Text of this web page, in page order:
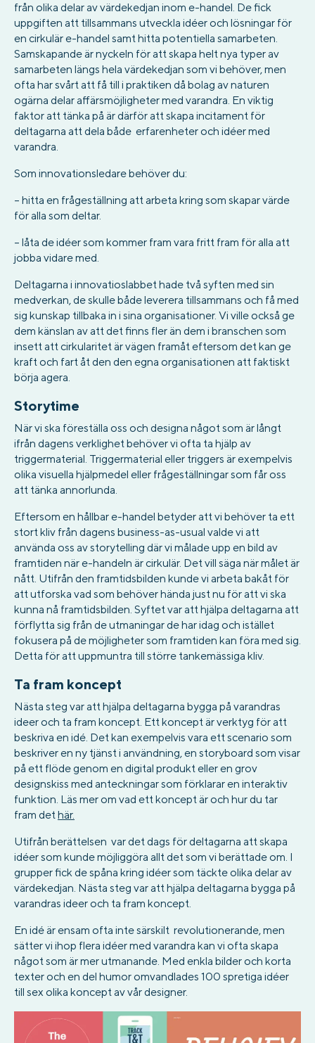
från olika delar av värdekedjan inom e-handel. De fick
uppgiften att tillsammans utveckla idéer och lösningar för
en cirkulär e-handel samt hitta potentiella samarbeten.
Samskapande är nyckeln för att skapa helt nya typer av
samarbeten längs hela värdekedjan som vi behöver, men
ofta har svårt att få till i praktiken då bolag av naturen
ogärna delar affärsmöjligheter med varandra. En viktig
faktor att tänka på är därför att skapa incitament för
deltagarna att dela både erfarenheter och idéer med
varandra.
Som innovationsledare behöver du:
– hitta en frågeställning att arbeta kring som skapar värde
för alla som deltar.
– låta de idéer som kommer fram vara fritt fram för alla att
jobba vidare med.
Deltagarna i innovatioslabbet hade två syften med sin
medverkan, de skulle både leverera tillsammans och få med
sig kunskap tillbaka in i sina organisationer. Vi ville också ge
dem känslan av att det finns fler än dem i branschen som
insett att cirkularitet är vägen framåt eftersom det kan ge
kraft och fart åt den den egna organisationen att faktiskt
börja agera.
Storytime
När vi ska föreställa oss och designa något som är långt
ifrån dagens verklighet behöver vi ofta ta hjälp av
triggermaterial. Triggermaterial eller triggers är exempelvis
olika visuella hjälpmedel eller frågeställningar som får oss
att tänka annorlunda.
Eftersom en hållbar e-handel betyder att vi behöver ta ett
stort kliv från dagens business-as-usual valde vi att
använda oss av storytelling där vi målade upp en bild av
framtiden när e-handeln är cirkulär. Det vill säga när målet är
nått. Utifrån den framtidsbilden kunde vi arbeta bakåt för
att utforska vad som behöver hända just nu för att vi ska
kunna nå framtidsbilden. Syftet var att hjälpa deltagarna att
förflytta sig från de utmaningar de har idag och istället
fokusera på de möjligheter som framtiden kan föra med sig.
Detta för att uppmuntra till större tankemässiga kliv.
Ta fram koncept
Nästa steg var att hjälpa deltagarna bygga på varandras
ideer och ta fram koncept. Ett koncept är verktyg för att
beskriva en idé. Det kan exempelvis vara ett scenario som
beskriver en ny tjänst i användning, en storyboard som visar
på ett flöde genom en digital produkt eller en grov
designskiss med anteckningar som förklarar en interaktiv
funktion. Läs mer om vad ett koncept är och hur du tar
fram dethär.
Utifrån berättelsen var det dags för deltagarna att skapa
idéer som kunde möjliggöra allt det som vi berättade om. I
grupper fick de spåna kring idéer som täckte olika delar av
värdekedjan. Nästa steg var att hjälpa deltagarna bygga på
varandras ideer och ta fram koncept.
En idé är ensam ofta inte särskilt revolutionerande, men
sätter vi ihop flera idéer med varandra kan vi ofta skapa
något som är mer utmanande. Med enkla bilder och korta
texter och en del humor omvandlades 100 spretiga idéer
till sex olika koncept av vår designer.